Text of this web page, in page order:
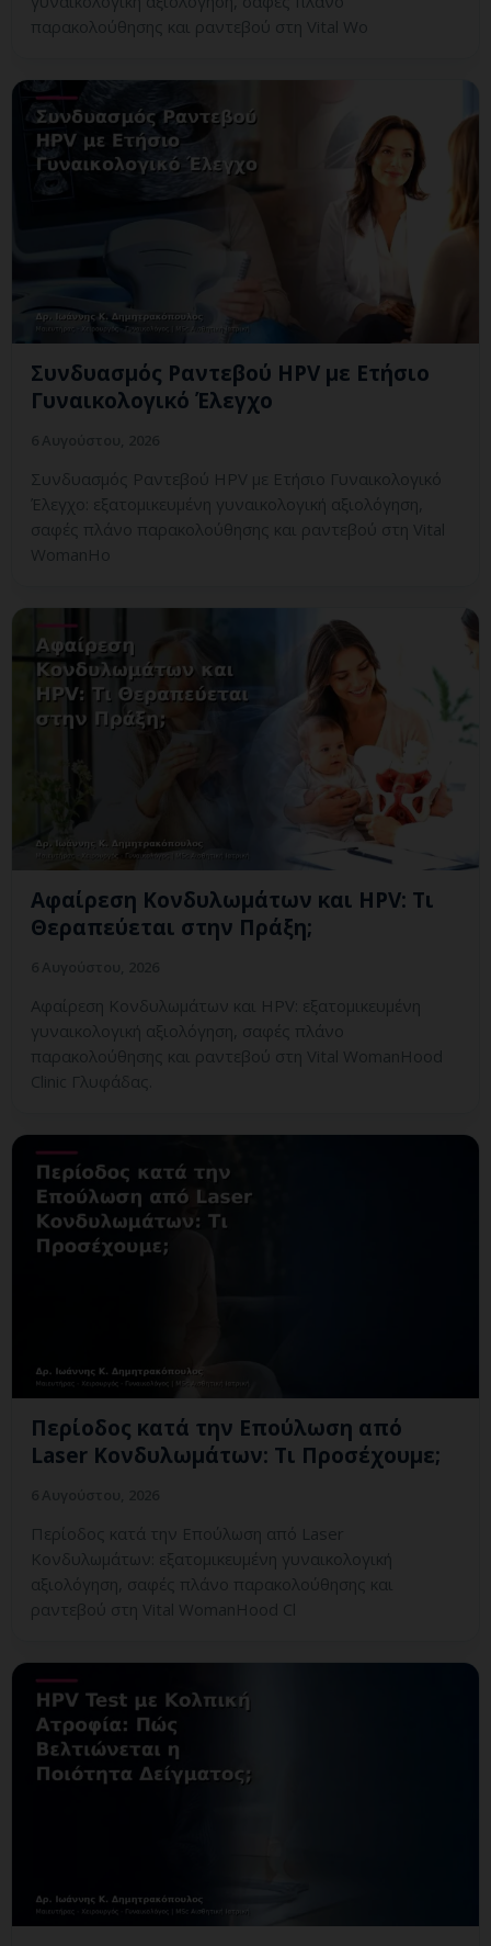
παρακολούθησης και ραντεβού στη Vital Wo
Συνδυασμός Ραντεβού HPV με Ετήσιο
Γυναικολογικό Έλεγχο
Συνδυασμός Ραντεβού HPV με Ετήσιο Γυναικολογικό
Έλεγχο: εξατομικευμένη γυναικολογική αξιολόγηση,
σαφές πλάνο παρακολούθησης και ραντεβού στη Vital
WomanHo
Αφαίρεση Κονδυλωμάτων και HPV: Τι
Θεραπεύεται στην Πράξη;
Αφαίρεση Κονδυλωμάτων και HPV: εξατομικευμένη
γυναικολογική αξιολόγηση, σαφές πλάνο
παρακολούθησης και ραντεβού στη Vital WomanHood
Clinic Γλυφάδας.
Περίοδος κατά την Επούλωση από
Laser Κονδυλωμάτων: Τι Προσέχουμε;
Περίοδος κατά την Επούλωση από Laser
Κονδυλωμάτων: εξατομικευμένη γυναικολογική
αξιολόγηση, σαφές πλάνο παρακολούθησης και
ραντεβού στη Vital WomanHood Cl